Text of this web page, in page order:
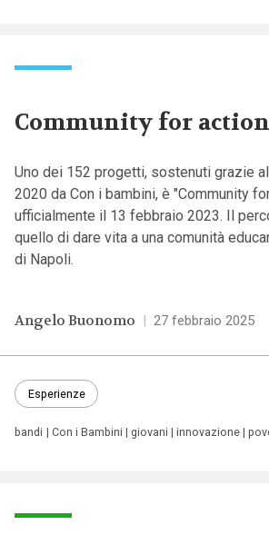
Community for action
Uno dei 152 progetti, sostenuti grazie
2020 da Con i bambini, è "Community
ufficialmente il 13 febbraio 2023. Il
quello di dare vita a una comunità
di Napoli.
Angelo Buonomo | 27 febbraio 2025
Esperienze
bandi Con i Bambini giovani innovazione